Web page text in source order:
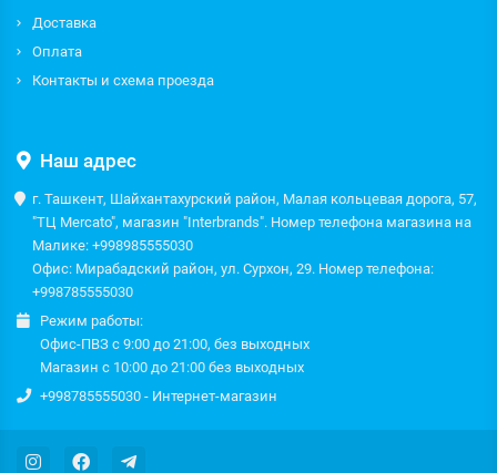
Доставка
Оплата
Контакты и схема проезда
Наш адрес
г. Ташкент, Шайхантахурский район, Малая кольцевая дорога, 57,
"ТЦ Mercato", магазин "Interbrands". Номер телефона магазина на
Малике: +998985555030
Офис: Мирабадский район, ул. Сурхон, 29. Номер телефона:
+998785555030
Режим работы:
Офис-ПВЗ с 9:00 до 21:00, без выходных
Магазин с 10:00 до 21:00 без выходных
+998785555030 - Интернет-магазин